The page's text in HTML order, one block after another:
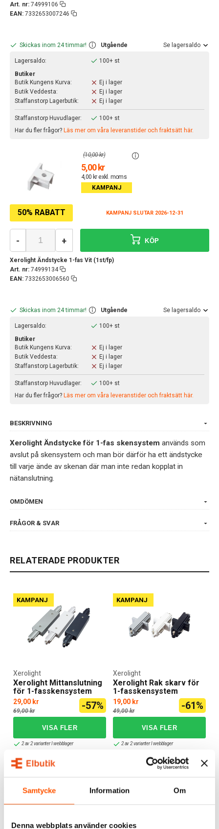
Samtycke Information Om
Denna webbplats använder cookies
Art. nr: 74999106
EAN: 7332653007246
Skickas inom 24 timmar! Utgående Se lagersaldo
Lagersaldo:
100+ st
Butiker
Butik Kungens Kurva:
Ej i lager
Butik Veddesta:
Ej i lager
Staffanstorp Lagerbutik:
Ej i lager
Staffanstorp Huvudlager:
100+ st
Har du fler frågor? Läs mer om våra leveranstider och fraktsätt här.
50% RABATT KAMPANJ SLUTAR 2026-12-31
5,00 kr
4,00 kr exkl. moms
(10,00 kr)
KAMPANJ
Xerolight Ändstycke 1-fas Vit (1st/fp)
Art. nr: 74999134
EAN: 7332653006560
- + KÖP
Skickas inom 24 timmar! Utgående Se lagersaldo
Lagersaldo:
100+ st
Butiker
Butik Kungens Kurva:
Ej i lager
Butik Veddesta:
Ej i lager
Staffanstorp Lagerbutik:
Ej i lager
Staffanstorp Huvudlager:
100+ st
Har du fler frågor? Läs mer om våra leveranstider och fraktsätt här.
BESKRIVNING
Xerolight Ändstycke för 1-fas skensystem används som
avslut på skensystem och man bör därför ha ett ändstycke
till varje ände av skenan där man inte redan kopplat in
nätanslutning.
OMDÖMEN
FRÅGOR & SVAR
RELATERADE PRODUKTER
KAMPANJ
Xerolight Mittanslutning
för 1-fasskensystem
Xerolight
29,00 kr
69,00 kr -57%
2 av 2 varianter I webblager
KAMPANJ
Xerolight Rak skarv för
1-fasskensystem
Xerolight
19,00 kr
49,00 kr -61%
2 av 2 varianter I webblager
KAMPANJ KAMPANJ